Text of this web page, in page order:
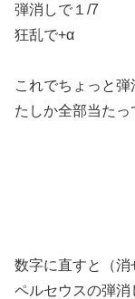
弾消しで１/7
狂乱で+α
これでちょっと弾
たしか全部当たっ
数字に直すと（消
ペルセウスの弾消